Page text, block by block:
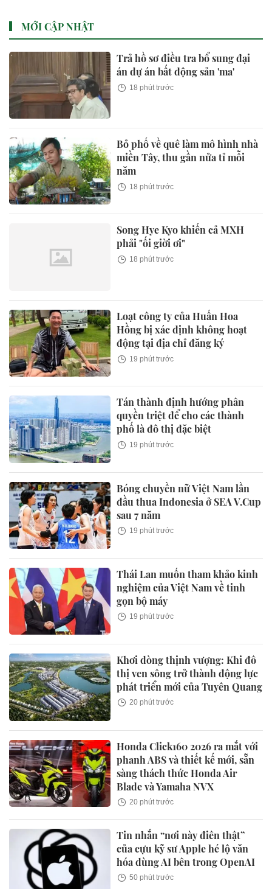
MỚI CẬP NHẬT
Trả hồ sơ điều tra bổ sung đại
án dự án bất động sản 'ma'
18 phút trước
Bỏ phố về quê làm mô hình nhà
miền Tây, thu gần nửa tỉ mỗi
năm
18 phút trước
Song Hye Kyo khiến cả MXH
phải "ối giời ơi"
18 phút trước
Loạt công ty của Huấn Hoa
Hồng bị xác định không hoạt
động tại địa chỉ đăng ký
19 phút trước
Tán thành định hướng phân
quyền triệt để cho các thành
phố là đô thị đặc biệt
19 phút trước
Bóng chuyền nữ Việt Nam lần
đầu thua Indonesia ở SEA V.Cup
sau 7 năm
19 phút trước
Thái Lan muốn tham khảo kinh
nghiệm của Việt Nam về tinh
gọn bộ máy
19 phút trước
Khơi dòng thịnh vượng: Khi đô
thị ven sông trở thành động lực
phát triển mới của Tuyên Quang
20 phút trước
Honda Click160 2026 ra mắt với
phanh ABS và thiết kế mới, sẵn
sàng thách thức Honda Air
Blade và Yamaha NVX
20 phút trước
Tin nhắn “nơi này điên thật”
của cựu kỹ sư Apple hé lộ văn
hóa dùng AI bên trong OpenAI
50 phút trước